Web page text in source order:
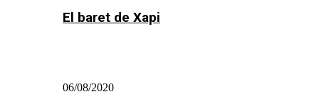
El baret de Xapi
06/08/2020